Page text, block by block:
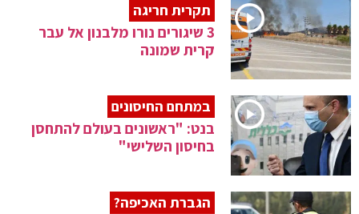
תקרית חריגה
3 שיגורים נורו מלבנון אל עבר
קרית שמונה
במתחם החיסונים
בנט: "ראשונים בעולם להתחסן
בחיסון השלישי"
הגברת האכיפה?